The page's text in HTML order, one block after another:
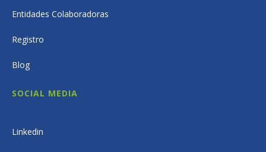
Entidades Colaboradoras
Registro
Blog
SOCIAL MEDIA
Linkedin